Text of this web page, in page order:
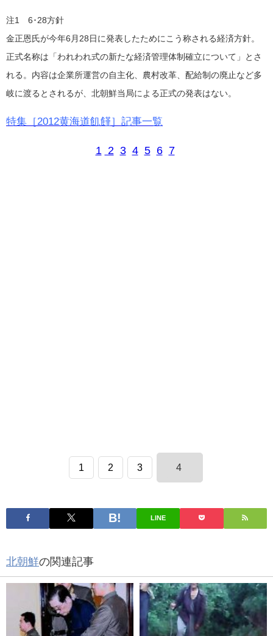
注1 6･28方針
金正恩氏が今年6月28日に発表したためにこう称される経済方針。
正式名称は「われわれ式の新たな経済管理体制確立について」とさ
れる。内容は企業所運営の自主化、農村改革、配給制の廃止など多
岐に渡るとされるが、北朝鮮当局による正式の発表はない。
特集［2012黄海道飢饉］記事一覧
1 2 3 4 5 6 7
1 2 3 4
LINE
北朝鮮の関連記事